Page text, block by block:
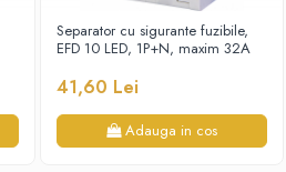
Separator cu sigurante fuzibile,
EFD 10 LED, 1P+N, maxim 32A
41,60 Lei
Adauga in cos